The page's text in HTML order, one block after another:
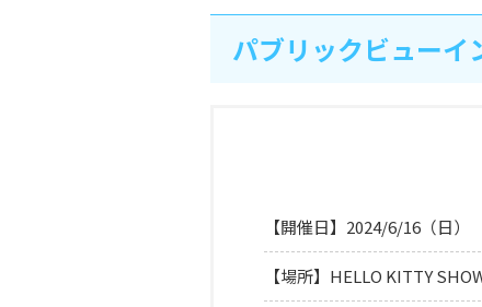
パブリックビューイ
【開催日】2024/6/16（日）
【場所】HELLO KITTY